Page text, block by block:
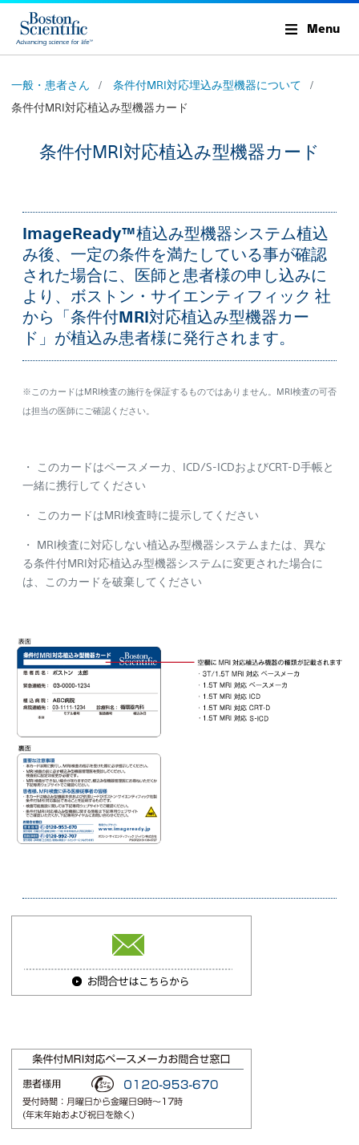
Menu
一般・患者さん
条件付MRI対応埋込み型機器について
条件付MRI対応植込み型機器カード
条件付MRI対応植込み型機器カード
ImageReady™植込み型機器システム植込
み後、一定の条件を満たしている事が確認
された場合に、医師と患者様の申し込みに
より、ボストン・サイエンティフィック 社
から「条件付MRI対応植込み型機器カー
ド」が植込み患者様に発行されます。
※このカードはMRI検査の施行を保証するものではありません。MRI検査の可否
は担当の医師にご確認ください。
・ このカードはペースメーカ、ICD/S-ICDおよびCRT-D手帳と
一緒に携行してください
・ このカードはMRI検査時に提示してください
・ MRI検査に対応しない植込み型機器システムまたは、異な
る条件付MRI対応植込み型機器システムに変更された場合に
は、このカードを破棄してください